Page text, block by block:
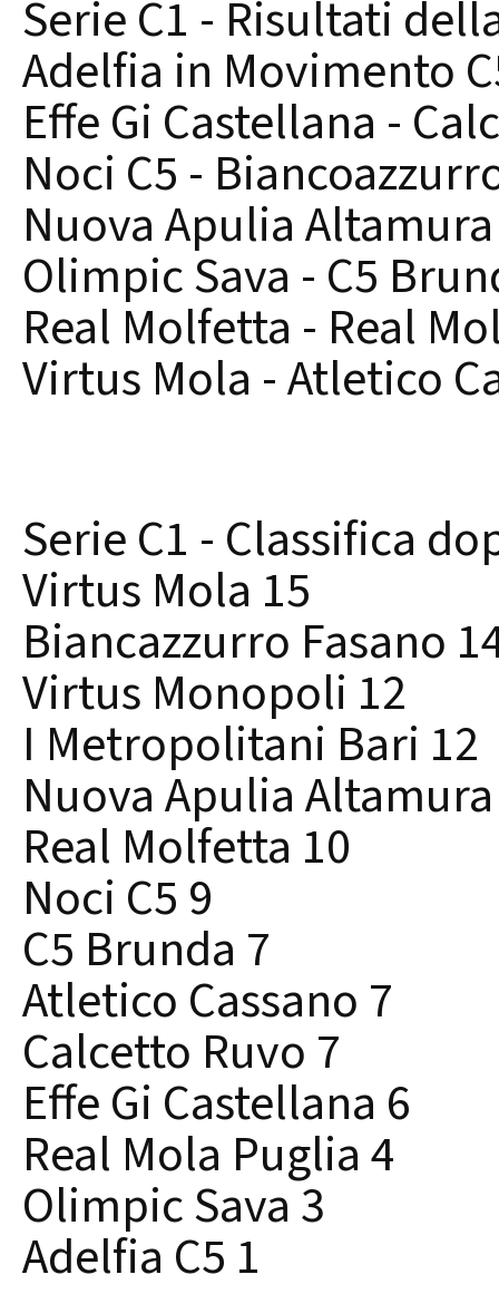
Serie C1 - Risultati
Adelfia in Movimento
Effe Gi Castellana -
Noci C5 -
Nuova Apulia
Olimpic Sava - C5
Real Molfetta - Real
Virtus Mola - Atletico
Serie C1 - Classifica
Virtus Mola 15
Biancazzurro Fasano
Virtus Monopoli 12
I Metropolitani Bari 12
Nuova Apulia
Real Molfetta 10
Noci C5 9
C5 Brunda 7
Atletico Cassano 7
Calcetto Ruvo 7
Effe Gi Castellana 6
Real Mola Puglia 4
Olimpic Sava 3
Adelfia C5 1